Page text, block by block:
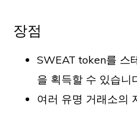
장점
SWEAT token를 스
을 획득할 수 있습니
여러 유명 거래소의